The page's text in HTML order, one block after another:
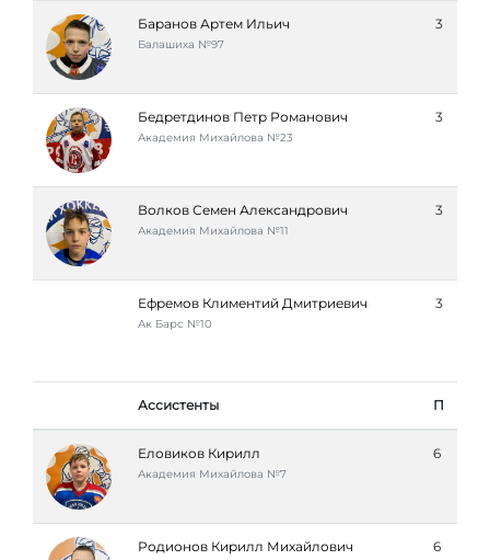
Баранов Артем Ильич
Балашиха №97
3
Бедретдинов Петр Романович
Академия Михайлова №23
3
Волков Семен Александрович
Академия Михайлова №11
3
Ефремов Климентий Дмитриевич
Ак Барс №10
3
Ассистенты П
Еловиков Кирилл
Академия Михайлова №7
6
Родионов Кирилл Михайлович 6